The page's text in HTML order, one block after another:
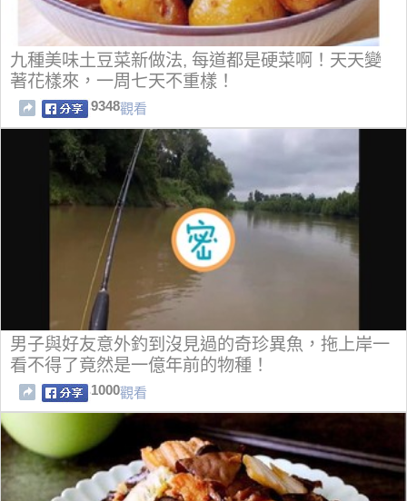
九種美味土豆菜新做法, 每道都是硬菜啊！天天變
著花樣來，一周七天不重樣！
9348觀看
男子與好友意外釣到沒見過的奇珍異魚，拖上岸一
看不得了竟然是一億年前的物種！
1000觀看